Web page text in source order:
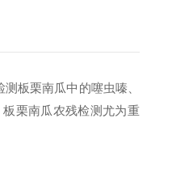
板栗南瓜中的噻虫嗪、
栗南瓜农残检测尤为重